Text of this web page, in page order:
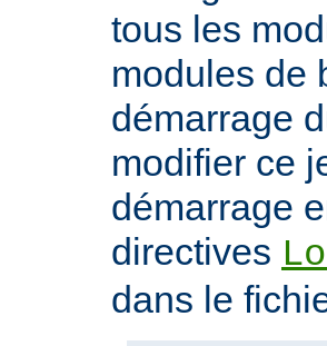
tous les
modules de
démarrage
modifier ce
démarrage
directives
dans le